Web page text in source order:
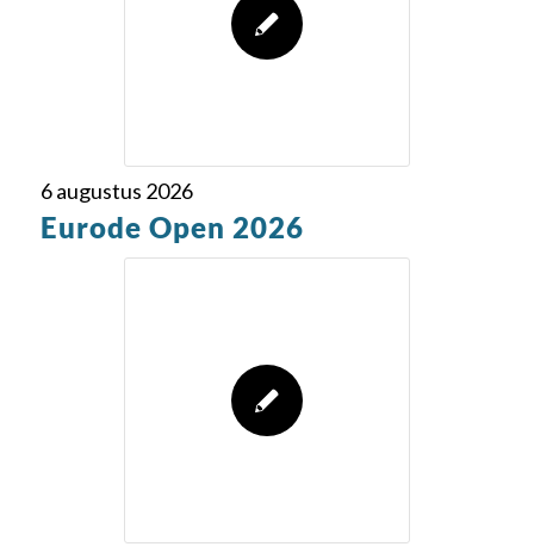
6 augustus 2026
Eurode Open 2026